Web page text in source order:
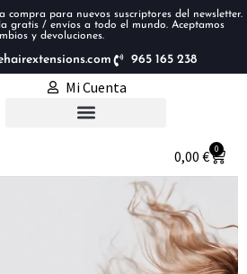
compra para nuevos suscriptores del newsletter.
gratis / envíos a todo el mundo. Aceptamos
y devoluciones.
965 165 238
Mi Cuenta
0,00 € 0